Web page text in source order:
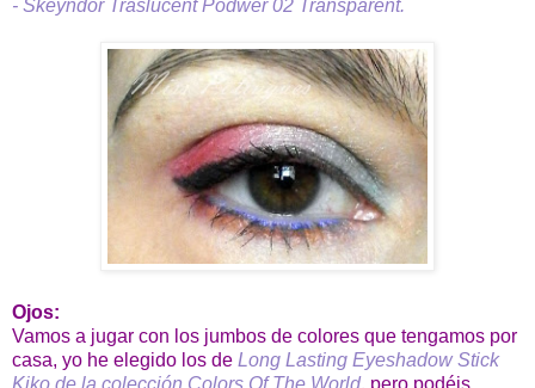
- Skeyndor Traslucent Podwer 02 Transparent.
Ojos:
Vamos a jugar con los jumbos de colores que tengamos por
casa, yo he elegido los de Long Lasting Eyeshadow Stick
Kiko de la colección Colors Of The World, pero podéis